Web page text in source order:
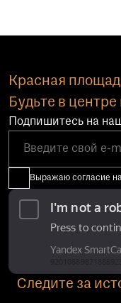
Красная
Будьте в
Подпишитесь на
Выражаю согласие
Следите за